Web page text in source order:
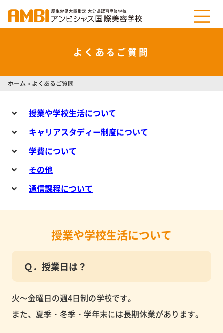
よくあるご質問
ホーム » よくあるご質問
授業や学校生活について
キャリアスタディー制度について
学費について
その他
通信課程について
授業や学校生活について
Ｑ．授業日は？
火～金曜日の週4日制の学校です。
また、夏季・冬季・学年末には長期休業があります。